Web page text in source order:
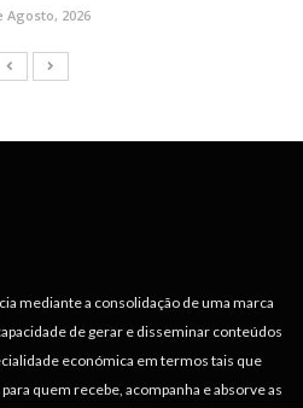
Agosto, 2026
mediante a consolidação de uma marca
de gerar e disseminar conteúdos
económica em termos tais que
quem recebe, acompanha e absorve as